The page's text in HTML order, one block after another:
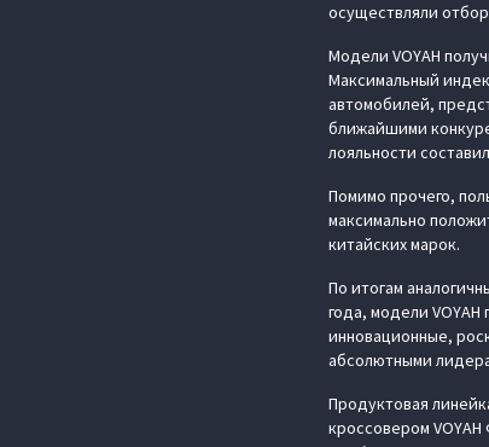
осуществляли
Модели VOYAH
Максимальный
автомобилей,
ближайшими
лояльности
Помимо прочего,
максимально
китайских марок.
По итогам
года, модели
инновационные,
абсолютными
Продуктовая
кроссовером